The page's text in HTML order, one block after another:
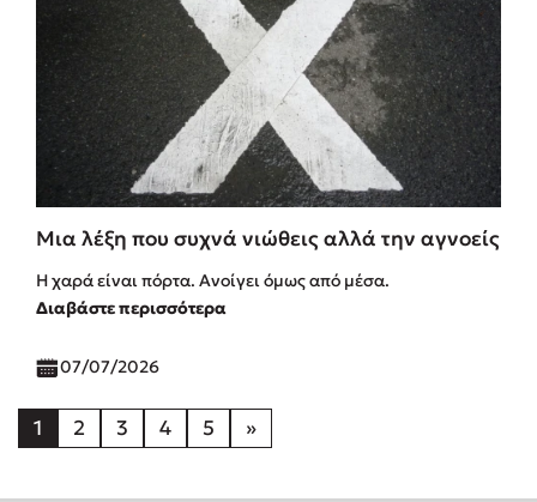
Μια λέξη που συχνά νιώθεις αλλά την αγνοείς
Η χαρά είναι πόρτα. Ανοίγει όμως από μέσα.
Διαβάστε περισσότερα
07/07/2026
1 2 3 4 5 »